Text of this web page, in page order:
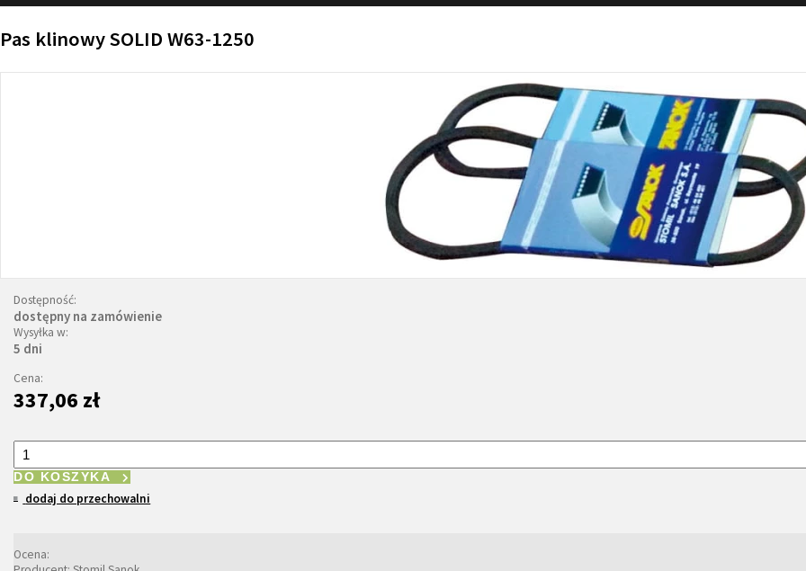
Pas klinowy SOLID W63-1250
Dostępność:
dostępny na zamówienie
Wysyłka w:
5 dni
Cena:
337,06 zł
DO KOSZYKA
dodaj do przechowalni
Ocena: